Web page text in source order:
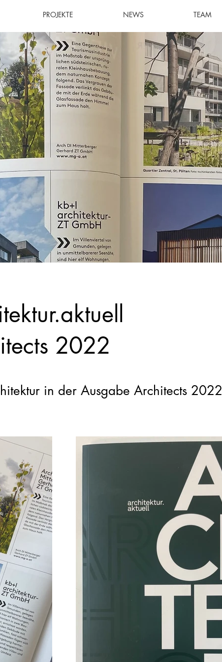
PROJEKTE NEWS TEAM
2022
in der Ausgabe Architects 2022